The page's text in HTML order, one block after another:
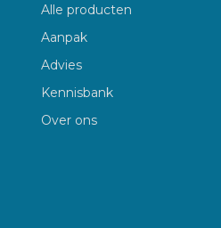
Alle producten
Aanpak
Advies
Kennisbank
Over ons